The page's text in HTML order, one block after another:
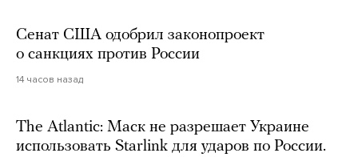
Сенат США одобрил законопроект
о санкциях против России
14 часов назад
The Atlantic: Маск не разрешает Украине
использовать Starlink для ударов по России.